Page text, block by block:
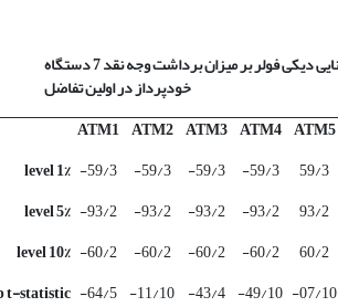
جدول1: آزمون مانایی دیکی فولر بر میزان برداشت وجه نقد 7 دستگاه
خودپرداز در اولین تفاضل
ATM5
ATM4
ATM3
ATM2
ATM1
59/3
59/3-
59/3-
59/3-
59/3-
1% level
93/2
93/2-
93/2-
93/2-
93/2-
5% level
60/2
60/2-
60/2-
60/2-
60/2-
10% level
07/10-
49/10-
43/4-
11/10-
64/5-
t-statistic